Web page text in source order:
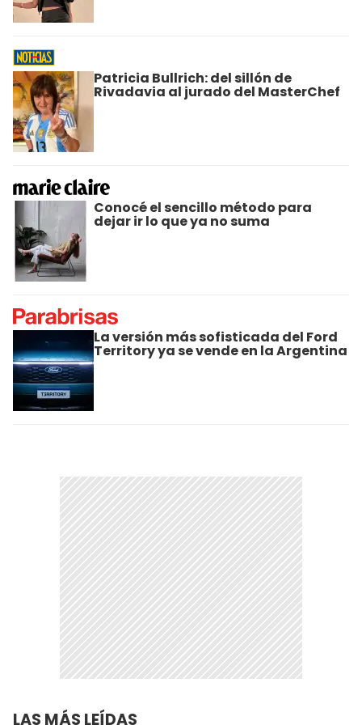
Patricia Bullrich: del sillón de
Rivadavia al jurado del MasterChef
Conocé el sencillo método para
dejar ir lo que ya no suma
La versión más sofisticada del Ford
Territory ya se vende en la Argentina
LAS MÁS LEÍDAS